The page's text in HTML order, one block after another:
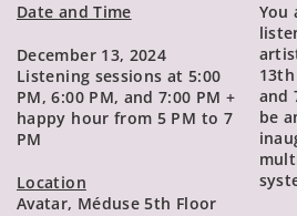
Date and Time
December 13, 2024
Listening sessions at 5:00
PM, 6:00 PM, and 7:00 PM +
happy hour from 5 PM to 7
PM
Location
Avatar, Méduse 5th Floor
You
and
be